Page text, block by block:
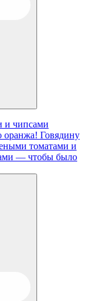
и чипсами
оранжа! Говядину
томатами и
— чтобы было